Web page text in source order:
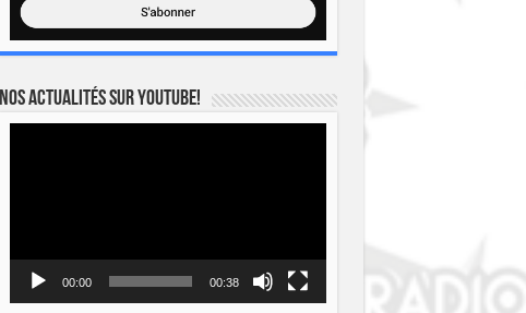
Nos actualités sur YOUTUBE!
00:00 00:38